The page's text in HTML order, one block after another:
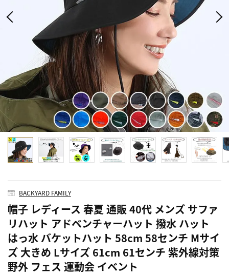
BACKYARD FAMILY
帽子 レディース 春夏 通販 40代 メンズ サファ
リハット アドベンチャーハット 撥水 ハット
はっ水 バケットハット 58cm 58センチ Mサイ
ズ 大きめ Lサイズ 61cm 61センチ 紫外線対策
野外 フェス 運動会 イベント